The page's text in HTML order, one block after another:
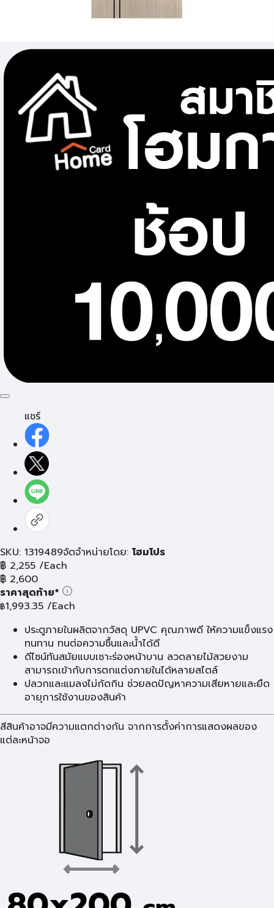
แชร์
SKU: 1319489จัดจำหน่ายโดย: โฮมโปร
฿ 2,255 /Each
฿ 2,600
ราคาสุดท้าย*
฿1,993.35 /Each
ประตูภายในผลิตจากวัสดุ UPVC คุณภาพดี ให้ความแข็งแรง
ทนทาน ทนต่อความชื้นและน้ำได้ดี
ดีไซน์ทันสมัยแบบเซาะร่องหน้าบาน ลวดลายไม้สวยงาม
สามารถเข้ากับการตกแต่งภายในได้หลายสไตล์
ปลวกและแมลงไม่กัดกิน ช่วยลดปัญหาความเสียหายและยืด
อายุการใช้งานของสินค้า
สีสินค้าอาจมีความแตกต่างกัน จากการตั้งค่าการแสดงผลของ
แต่ละหน้าจอ